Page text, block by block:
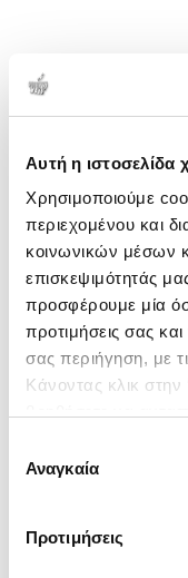
Αυτή η ιστοσελίδα
Χρησιμοποιούμε
περιεχομένου και
κοινωνικών μέσων
επισκεψιμότητάς
προσφέρουμε μία
προτιμήσεις σας
σας περιήγηση, με
Κάνοντας κλικ στην
ενδιαφέρουν και
συγκατάθεσης
Αναγκαία
Προτιμήσεις